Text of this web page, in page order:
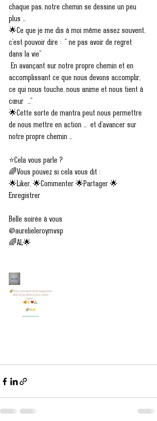
chaque pas, notre chemin se dessine un peu
plus ...
🌟Ce que je me dis à moi même assez souvent,
c'est pouvoir dire :  " ne pas avoir de regret
dans la vie"
accomplissant ce que nous devons accomplir,
ce qui nous touche, nous anime et nous tient à
cœur  ..."
🌟Cette sorte de mantra peut nous permettre
de nous mettre en action ...  et d'avancer sur
notre propre chemin ...
⭐Cela vous parle ?
🌈Vous pouvez si cela vous dit :
🌟Liker, 🌟Commenter 🌟Partager 🌟
Enregistrer
Belle soirée à vous
@aurelieleroymvsp
🌈AL🌟